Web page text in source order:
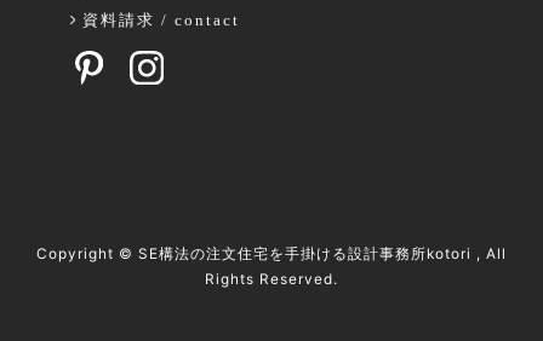
資料請求 / contact
Copyright © SE構法の注文住宅を手掛ける設計事務所kotori , All
Rights Reserved.